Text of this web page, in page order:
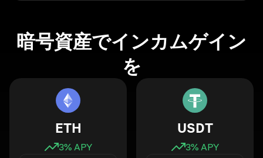
暗号資産でインカムゲイン
を
ETH
3% APY
USDT
3% APY